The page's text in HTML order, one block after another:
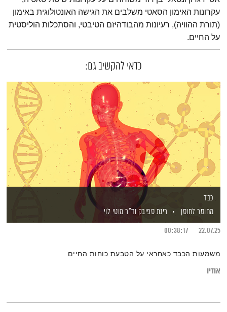
עקרונות האימון הסאטי משלבים את הגישה האונטולוגית באימון
(תורת ההוויה), רעיונות מהבודהיזם הטיבטי, והסתכלות הוליסטית
על החיים.
כדאי להקשיב גם:
כבד
מחוסר לחוסן
רינת ספיבק וד"ר מוטי לוי
22.07.25
00:38:17
משמעות הכבד כאחראי על הטבעת כוחות החיים
אודיו